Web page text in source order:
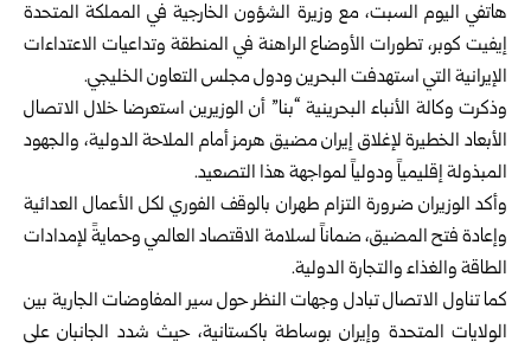
هاتفي اليوم السبت، مع وزيرة الشؤون الخارجية في المملكة المتحدة
إيفيت كوبر، تطورات الأوضاع الراهنة في المنطقة وتداعيات الاعتداءات
الإيرانية التي استهدفت البحرين ودول مجلس التعاون الخليجي.
وذكرت وكالة الأنباء البحرينية “بنا” أن الوزيرين استعرضا خلال الاتصال
الأبعاد الخطيرة لإغلاق إيران مضيق هرمز أمام الملاحة الدولية، والجهود
المبذولة إقليمياً ودولياً لمواجهة هذا التصعيد.
وأكد الوزيران ضرورة التزام طهران بالوقف الفوري لكل الأعمال العدائية
وإعادة فتح المضيق، ضماناً لسلامة الاقتصاد العالمي وحمايةً لإمدادات
الطاقة والغذاء والتجارة الدولية.
كما تناول الاتصال تبادل وجهات النظر حول سير المفاوضات الجارية بين
الولايات المتحدة وإيران بوساطة باكستانية، حيث شدد الجانبان على